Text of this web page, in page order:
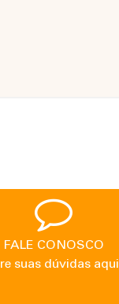
FALE CONOSCO
suas dúvidas aqui